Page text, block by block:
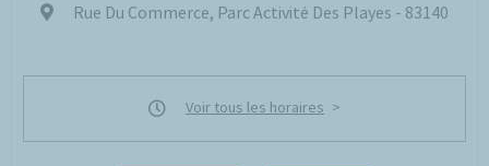
Rue Du Commerce, Parc Activité Des Playes - 83140
Voir tous les horaires